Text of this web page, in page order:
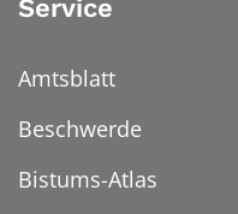
Service
Amtsblatt
Beschwerde
Bistums-Atlas